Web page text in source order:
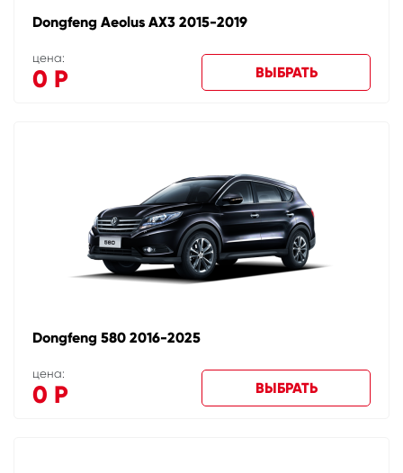
Dongfeng Aeolus AX3 2015-2019
цена:
0 Р ВЫБРАТЬ
Dongfeng 580 2016-2025
цена:
0 Р ВЫБРАТЬ